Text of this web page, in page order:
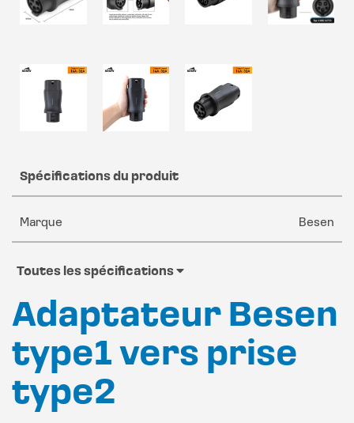
Spécifications du produit
Marque Besen
Toutes les spécifications
Adaptateur Besen
type1 vers prise
type2